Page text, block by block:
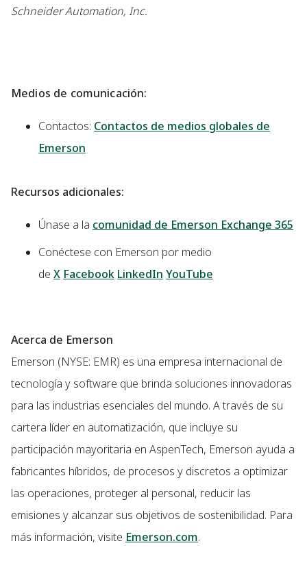
Schneider Automation, Inc.
Medios de comunicación:
Contactos: Contactos de medios globales de
Emerson
Recursos adicionales:
Únase a la comunidad de Emerson Exchange 365
Conéctese con Emerson por medio
de X Facebook LinkedIn YouTube
Acerca de Emerson
Emerson (NYSE: EMR) es una empresa internacional de
tecnología y software que brinda soluciones innovadoras
para las industrias esenciales del mundo. A través de su
cartera líder en automatización, que incluye su
participación mayoritaria en AspenTech, Emerson ayuda a
fabricantes híbridos, de procesos y discretos a optimizar
las operaciones, proteger al personal, reducir las
emisiones y alcanzar sus objetivos de sostenibilidad. Para
más información, visite Emerson.com.